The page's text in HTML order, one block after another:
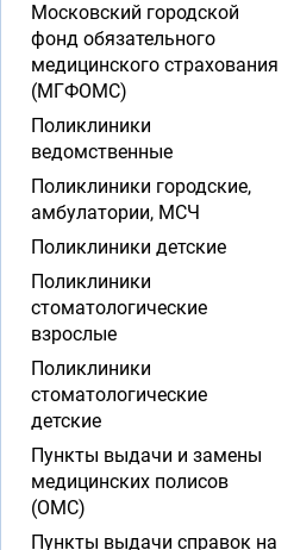
Московский городской
фонд обязательного
медицинского страхования
(МГФОМС)
Поликлиники
ведомственные
Поликлиники городские,
амбулатории, МСЧ
Поликлиники детские
Поликлиники
стоматологические
взрослые
Поликлиники
стоматологические
детские
Пункты выдачи и замены
медицинских полисов
(ОМС)
Пункты выдачи справок на